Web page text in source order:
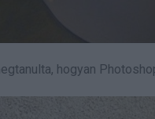
hogyan